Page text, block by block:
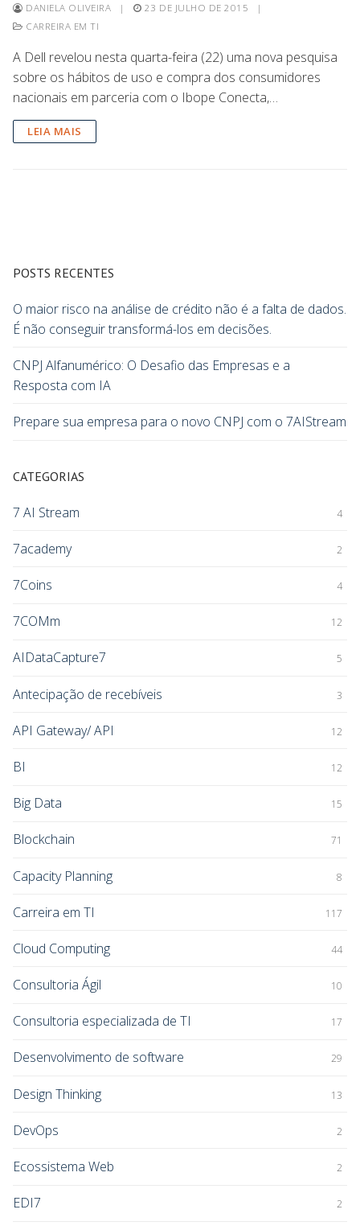
DANIELA OLIVEIRA | 23 DE JULHO DE 2015
|
CARREIRA EM TI
A Dell revelou nesta quarta-feira (22) uma nova pesquisa
sobre os hábitos de uso e compra dos consumidores
nacionais em parceria com o Ibope Conecta,…
LEIA MAIS
POSTS RECENTES
O maior risco na análise de crédito não é a falta de dados.
É não conseguir transformá-los em decisões.
CNPJ Alfanumérico: O Desafio das Empresas e a
Resposta com IA
Prepare sua empresa para o novo CNPJ com o 7AIStream
CATEGORIAS
7 AI Stream 4
7academy 2
7Coins 4
7COMm 12
AIDataCapture7 5
Antecipação de recebíveis 3
API Gateway/ API 12
BI 12
Big Data 15
Blockchain 71
Capacity Planning 8
Carreira em TI 117
Cloud Computing 44
Consultoria Ágil 10
Consultoria especializada de TI 17
Desenvolvimento de software 29
Design Thinking 13
DevOps 2
Ecossistema Web 2
EDI7 2